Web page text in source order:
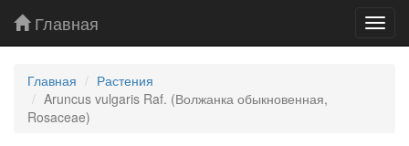
Главная
Главная
Растения
Aruncus vulgaris Raf. (Волжанка обыкновенная,
Rosaceae)